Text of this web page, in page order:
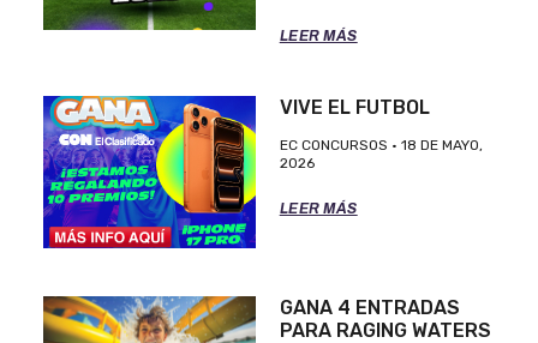
LEER MÁS
VIVE EL FUTBOL
EC CONCURSOS
18 DE MAYO,
2026
LEER MÁS
GANA 4 ENTRADAS
PARA RAGING WATERS